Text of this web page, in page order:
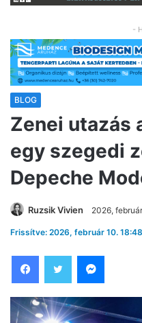
-
BLOG
Zenei utazás
egy szegedi
Depeche
Ruzsik Vivien 2026,
Frissítve: 2026, február 10. 18:48